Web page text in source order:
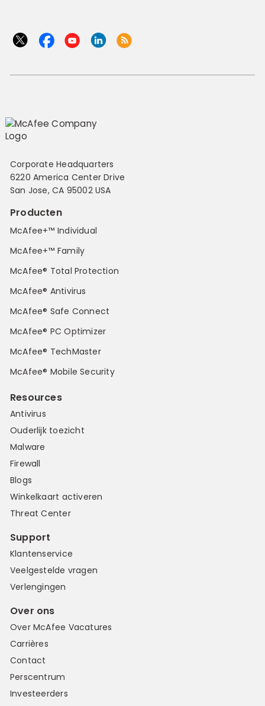
Corporate Headquarters
6220 America Center Drive
San Jose, CA 95002 USA
Producten
McAfee+™ Individual
McAfee+™ Family
McAfee® Total Protection
McAfee® Antivirus
McAfee® Safe Connect
McAfee® PC Optimizer
McAfee® TechMaster
McAfee® Mobile Security
Resources
Antivirus
Ouderlijk toezicht
Malware
Firewall
Blogs
Winkelkaart activeren
Threat Center
Support
Klantenservice
Veelgestelde vragen
Verlengingen
Over ons
Over McAfee Vacatures
Carrières
Contact
Perscentrum
Investeerders